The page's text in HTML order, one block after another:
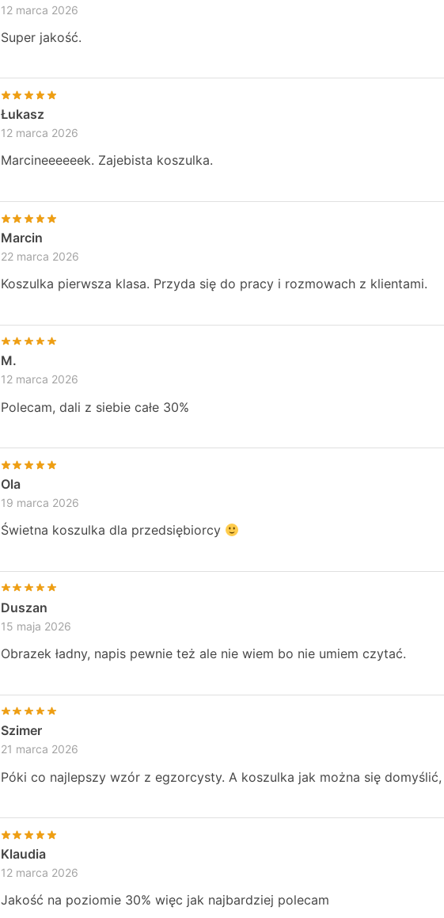
12 marca 2026
Super jakość.
Łukasz
12 marca 2026
Marcineeeeeek. Zajebista koszulka.
Marcin
22 marca 2026
Koszulka pierwsza klasa. Przyda się do pracy i rozmowach z klientami.
M.
12 marca 2026
Polecam, dali z siebie całe 30%
Ola
19 marca 2026
Świetna koszulka dla przedsiębiorcy
Duszan
15 maja 2026
Obrazek ładny, napis pewnie też ale nie wiem bo nie umiem czytać.
Szimer
21 marca 2026
Póki co najlepszy wzór z egzorcysty. A koszulka jak można się domyślić,
Klaudia
12 marca 2026
Jakość na poziomie 30% więc jak najbardziej polecam